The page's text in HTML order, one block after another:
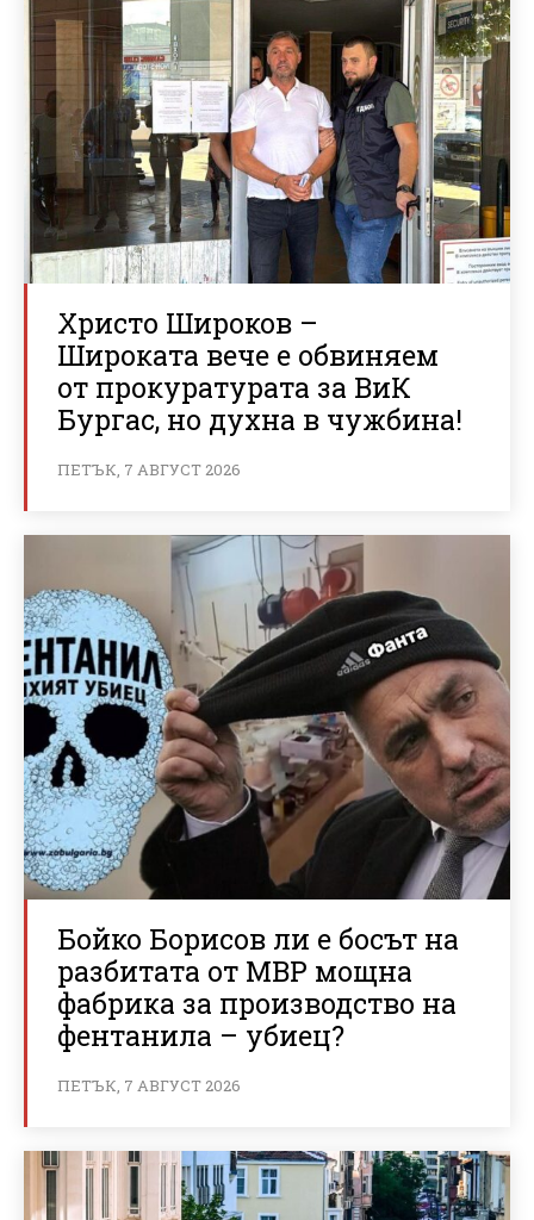
Христо Широков –
Широката вече е обвиняем
от прокуратурата за ВиК
Бургас, но духна в чужбина!
ПЕТЪК, 7 АВГУСТ 2026
Бойко Борисов ли е босът на
разбитата от МВР мощна
фабрика за производство на
фентанила – убиец?
ПЕТЪК, 7 АВГУСТ 2026